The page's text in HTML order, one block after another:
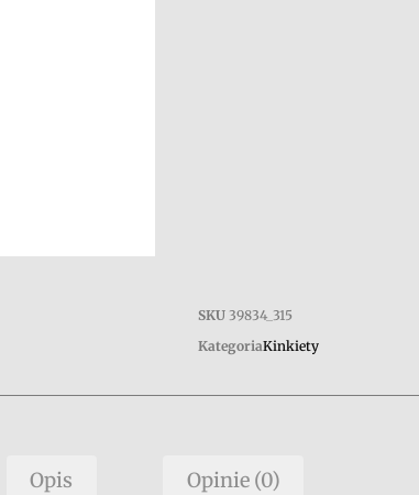
SKU 39834_315
KategoriaKinkiety
Opis Opinie (0)